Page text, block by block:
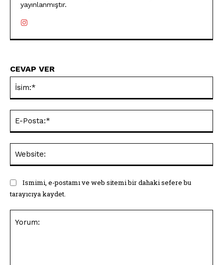
yayınlanmıştır.
CEVAP VER
Ismimi, e-postamı ve web sitemi bir dahaki sefere bu
tarayıcıya kaydet.